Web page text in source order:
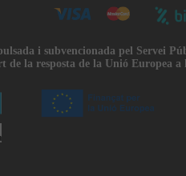
i subvencionada pel Servei
de la resposta de la Unió Europea